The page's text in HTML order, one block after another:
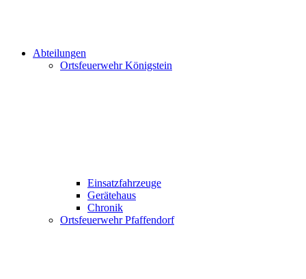
Abteilungen
Ortsfeuerwehr Königstein
Einsatzfahrzeuge
Gerätehaus
Chronik
Ortsfeuerwehr Pfaffendorf